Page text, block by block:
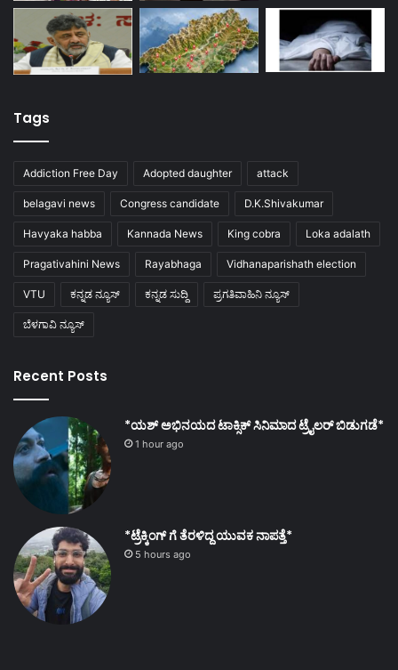
Tags
Addiction Free Day Adopted daughter attack
belagavi news Congress candidate D.K.Shivakumar
Havyaka habba Kannada News King cobra Loka adalath
Pragativahini News Rayabhaga Vidhanaparishath election
VTU ಕನ್ನಡ ನ್ಯೂಸ್ ಕನ್ನಡ ಸುದ್ದಿ ಪ್ರಗತಿವಾಹಿನಿ ನ್ಯೂಸ್
ಬೆಳಗಾವಿ ನ್ಯೂಸ್
Recent Posts
*ಯಶ್ ಅಭಿನಯದ ಟಾಕ್ಸಿಕ್ ಸಿನಿಮಾದ ಟ್ರೈಲರ್ ಬಿಡುಗಡೆ*
1 hour ago
*ಟ್ರೆಕ್ಕಿಂಗ್ ಗೆ ತೆರಳಿದ್ದ ಯುವಕ ನಾಪತ್ತೆ*
5 hours ago